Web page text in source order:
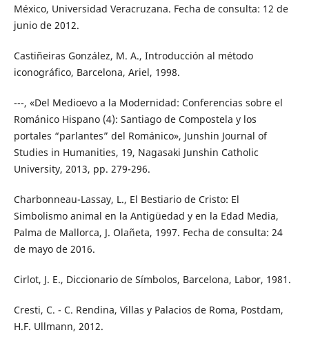
México, Universidad Veracruzana. Fecha de consulta: 12 de
junio de 2012.
Castiñeiras González, M. A., Introducción al método
iconográfico, Barcelona, Ariel, 1998.
---, «Del Medioevo a la Modernidad: Conferencias sobre el
Románico Hispano (4): Santiago de Compostela y los
portales “parlantes” del Románico», Junshin Journal of
Studies in Humanities, 19, Nagasaki Junshin Catholic
University, 2013, pp. 279-296.
Charbonneau-Lassay, L., El Bestiario de Cristo: El
Simbolismo animal en la Antigüedad y en la Edad Media,
Palma de Mallorca, J. Olañeta, 1997. Fecha de consulta: 24
de mayo de 2016.
Cirlot, J. E., Diccionario de Símbolos, Barcelona, Labor, 1981.
Cresti, C. - C. Rendina, Villas y Palacios de Roma, Postdam,
H.F. Ullmann, 2012.